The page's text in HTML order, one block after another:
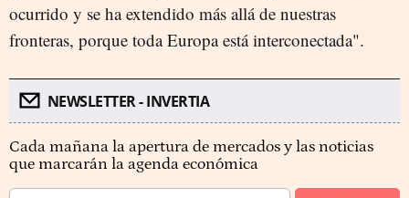
ocurrido y se ha extendido más allá de nuestras
fronteras, porque toda Europa está interconectada".
NEWSLETTER - INVERTIA
Cada mañana la apertura de mercados y las noticias
que marcarán la agenda económica